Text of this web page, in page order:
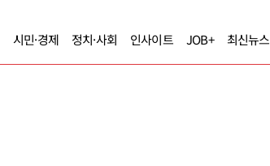
시민·경제 정치·사회 인사이트 JOB+ 최신뉴스